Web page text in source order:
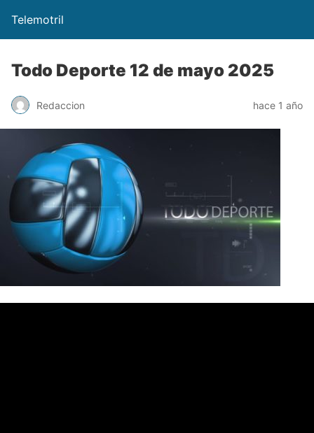
Telemotril
Todo Deporte 12 de mayo 2025
Redaccion hace 1 año